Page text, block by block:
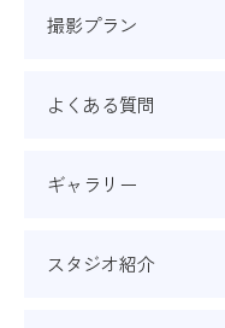
撮影プラン
よくある質問
ギャラリー
スタジオ紹介